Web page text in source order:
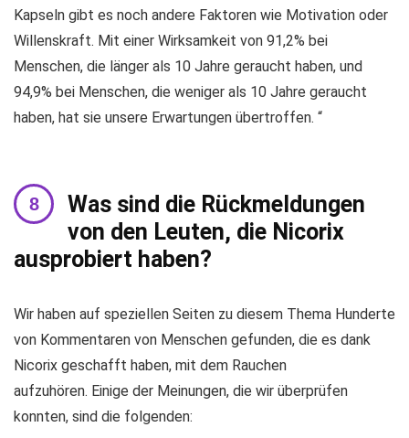
Kapseln gibt es noch andere Faktoren wie Motivation oder
Willenskraft. Mit einer Wirksamkeit von 91,2% bei
Menschen, die länger als 10 Jahre geraucht haben, und
94,9% bei Menschen, die weniger als 10 Jahre geraucht
haben, hat sie unsere Erwartungen übertroffen. “
Was sind die Rückmeldungen
von den Leuten, die Nicorix
ausprobiert haben?
Wir haben auf speziellen Seiten zu diesem Thema Hunderte
von Kommentaren von Menschen gefunden, die es dank
Nicorix geschafft haben, mit dem Rauchen
aufzuhören. Einige der Meinungen, die wir überprüfen
konnten, sind die folgenden: